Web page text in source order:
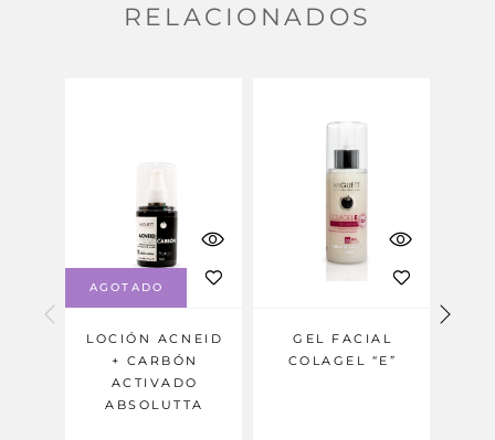
RELACIONADOS
AGOTADO
LOCIÓN ACNEID
+ CARBÓN
ACTIVADO
ABSOLUTTA
GEL FACIAL
COLAGEL “E”